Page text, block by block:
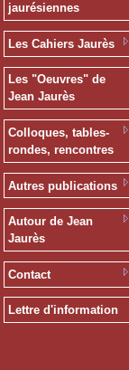
jaurésiennes
Les Cahiers Jaurès
Les "Oeuvres" de
Jean Jaurès
Colloques, tables-
rondes, rencontres
Autres publications
Autour de Jean
Jaurès
Contact
Lettre d'information